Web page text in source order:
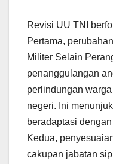
Revisi UU TNI
Pertama,
Militer Selain
penanggulangan
perlindungan
negeri. Ini
beradaptasi
Kedua,
cakupan jabatan